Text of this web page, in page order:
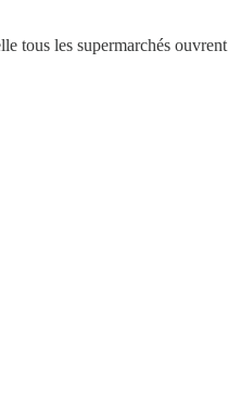
tous les supermarchés ouvrent